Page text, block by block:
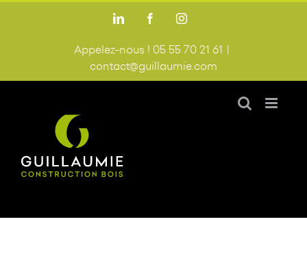
LinkedIn FacebookInstagram
Appelez-nous ! 05 55 70 21 61 |
contact@guillaumie.com